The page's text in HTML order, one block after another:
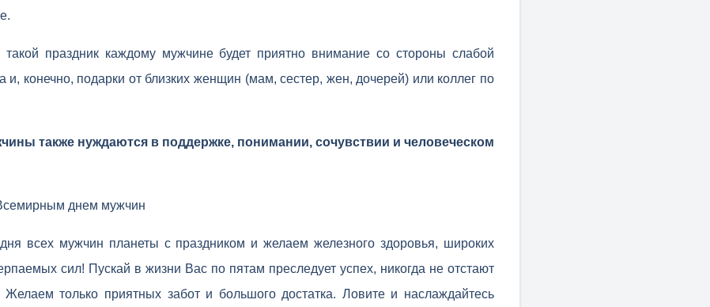
такой праздник каждому мужчине будет приятно внимание со стороны слабой
и, конечно, подарки от близких женщин (мам, сестер, жен, дочерей) или коллег по
также нуждаются в поддержке, понимании, сочувствии и человеческом
днем мужчин
всех мужчин планеты с праздником и желаем железного здоровья, широких
сил! Пускай в жизни Вас по пятам преследует успех, никогда не отстают
Желаем только приятных забот и большого достатка. Ловите и наслаждайтесь